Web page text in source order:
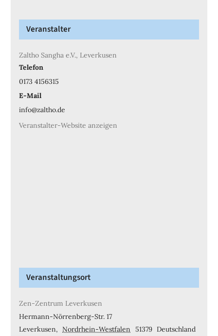
Veranstalter
Zaltho Sangha e.V., Leverkusen
Telefon
0173 4156315
E-Mail
info@zaltho.de
Veranstalter-Website anzeigen
Veranstaltungsort
Zen-Zentrum Leverkusen
Hermann-Nörrenberg-Str. 17
Leverkusen, Nordrhein-Westfalen 51379 Deutschland